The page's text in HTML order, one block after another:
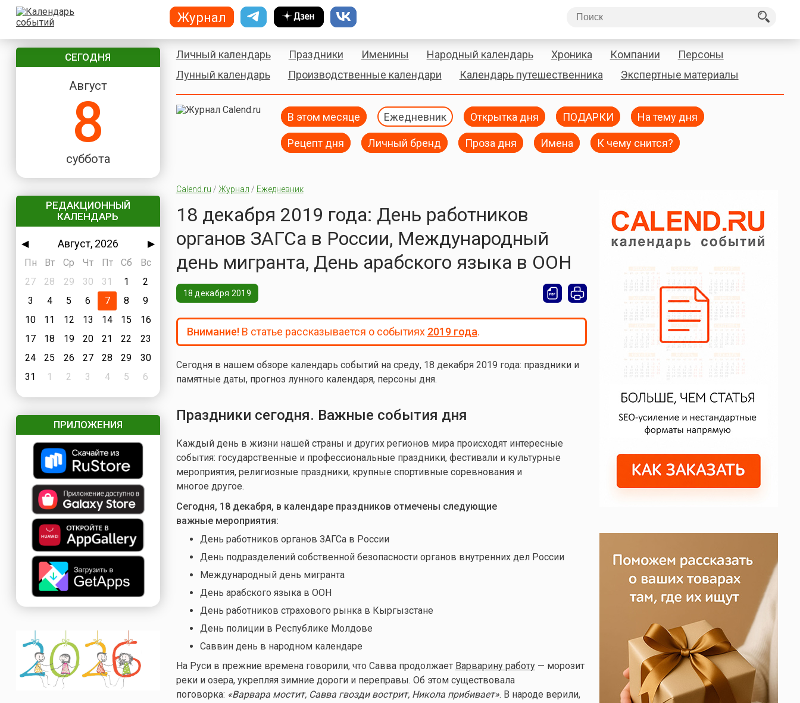
СЕГОДНЯ
Август
8
суббота
РЕДАКЦИОННЫЙ
КАЛЕНДАРЬ
◀ Август, 2026
▶
Пн
Вт Ср Чт Пт Сб
Вс
27
28 29 30 31 1
2
3
4 5 6 7 8
9
10
11 12 13 14 15
16
17
18 19 20 21 22
23
24
25 26 27 28 29
30
31
1 2 3 4 5 6
ПРИЛОЖЕНИЯ
Личный календарь Праздники Именины Народный календарь Хроника Компании
Персоны
Лунный календарь
Производственные календари Календарь путешественника Экспертные материалы
В этом месяце Ежедневник Открытка дня ПОДАРКИ На тему дня
Рецепт дня Личный бренд Проза дня Имена К чему снится?
Calend.ru / Журнал / Ежедневник
18 декабря 2019 года: День работников
органов ЗАГСа в России, Международный
день мигранта, День арабского языка в ООН
18 декабря 2019
Внимание!В статье рассказывается о событиях 2019 года.
Сегодня в нашем обзоре календарь событий на среду, 18 декабря 2019 года: праздники и
памятные даты, прогноз лунного календаря, персоны дня.
Праздники сегодня. Важные события дня
Каждый день в жизни нашей страны и других регионов мира происходят интересные
события: государственные и профессиональные праздники, фестивали и культурные
мероприятия, религиозные праздники, крупные спортивные соревнования и
многое другое.
Сегодня, 18 декабря, в календаре праздников отмечены следующие
важные мероприятия:
День работников органов ЗАГСа в России
День подразделений собственной безопасности органов внутренних дел России
Международный день мигранта
День арабского языка в ООН
День работников страхового рынка в Кыргызстане
День полиции в Республике Молдове
Саввин день в народном календаре
На Руси в прежние времена говорили, что Савва продолжает Варварину работу— морозит
реки и озера, укрепляя зимние дороги и переправы. Об этом существовала
поговорка: «Варвара мостит, Савва гвозди вострит, Никола прибивает». В народе верили,
Журнал